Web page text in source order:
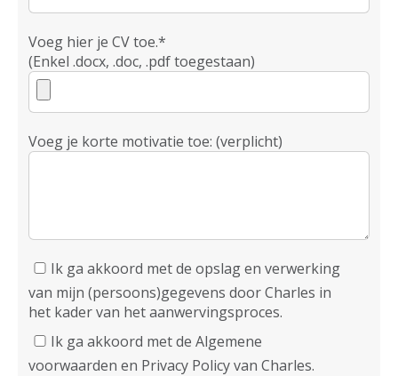
Voeg hier je CV toe.*
(Enkel .docx, .doc, .pdf toegestaan)
Voeg je korte motivatie toe: (verplicht)
Ik ga akkoord met de opslag en verwerking
van mijn (persoons)gegevens door Charles in
het kader van het aanwervingsproces.
Ik ga akkoord met de Algemene
voorwaarden en Privacy Policy van Charles.